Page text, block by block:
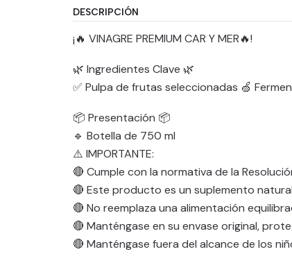
DESCRIPCIÓN
¡🔥 VINAGRE PREMIUM CAR Y MER🔥!
🌿 Ingredientes Clave 🌿
✅ Pulpa de frutas seleccionadas 🍏
📦 Presentación 📦
🔹 Botella de 750 ml
⚠️ IMPORTANTE:
🔴 Cumple con la normativa de la
🔴 Este producto es un suplemento
🔴 No reemplaza una alimentación
🔴 Manténgase en su envase original,
🔴 Manténgase fuera del alcance de los